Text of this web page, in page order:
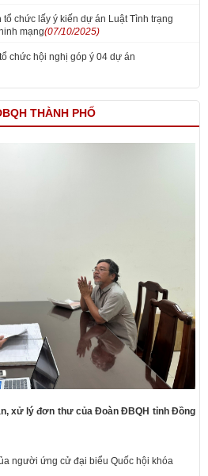
chức lấy ý kiến dự án Luật Tình trạng
mạng(07/10/2025)
chức hội nghị góp ý 04 dự án
THÀNH PHỐ
xử lý đơn thư của Đoàn ĐBQH tỉnh Đồng
người ứng cử đại biểu Quốc hội khóa